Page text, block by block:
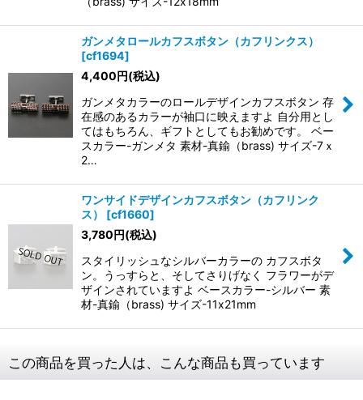
ガンメタロールカフスボタン（カフリンクス）
[cf1694]
4,400円(税込)
ガンメタカラーのロールデザインカフスボタン 存
在感のあるカラーが袖口に映えますよ 自分用とし
てはもちろん、ギフトとしてもお勧めです。 ベー
スカラー-ガンメタ 素材-真鍮（brass) サイズ-7ｘ
2…
ワンサイドデザインカフスボタン（カフリンク
ス）
[cf1660]
3,780円(税込)
スタイリッシュなシルバーカラーの カフスボタ
ン。うっすらと、そしてさりげなく フラワーがデ
ザインされていますよ ベースカラー-シルバー 素
材-真鍮（brass) サイズ-11x21mm
この商品を買った人は、こんな商品も買っています